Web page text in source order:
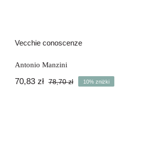
Vecchie conoscenze
Antonio Manzini
78,70złPierwotna
70,83 zł
Aktualna
10% zniżki